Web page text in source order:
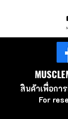
สินค้าเพื่อกา
For